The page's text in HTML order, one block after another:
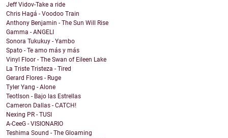
Jeff Vidov-Take a ride
Chris Hagá - Voodoo Train
Anthony Benjamin - The Sun Will Rise
Gamma - ANGELI
Sonora Tukukuy - Yambo
Spato - Te amo más y más
Vinyl Floor - The Swan of Eileen Lake
La Triste Tristeza - Tired
Gerard Flores - Ruge
Tyler Yang - Alone
Teotlson - Bajo las Estrellas
Cameron Dallas - CATCH!
Nexing PR - TUSI
A-CeeG - VISIONARIO
Teshima Sound - The Gloaming